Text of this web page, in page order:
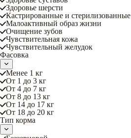
Здоровье шерсти
Кастрированные и стерилизованные
Малоактивный образ жизни
Очищение зубов
Чувствительная кожа
Чувствительный желудок
Фасовка
Менее 1 кг
От 1 до 3 кг
От 4 до 7 кг
От 8 до 13 кг
От 14 до 17 кг
От 18 до 20 кг
Тип корма